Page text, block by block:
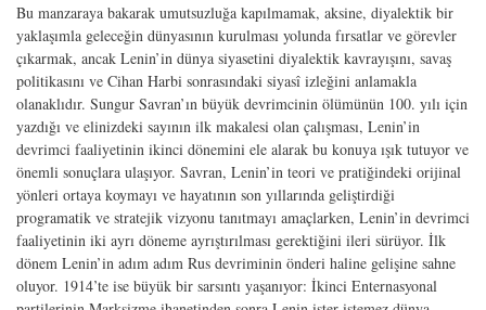
Bu manzaraya bakarak umutsuzluğa kapılmamak, aksine, diyalektik bir
yaklaşımla geleceğin dünyasının kurulması yolunda fırsatlar ve görevler
çıkarmak, ancak Lenin’in dünya siyasetini diyalektik kavrayışını, savaş
politikasını ve Cihan Harbi sonrasındaki siyasî izleğini anlamakla
olanaklıdır. Sungur Savran’ın büyük devrimcinin ölümünün 100. yılı için
yazdığı ve elinizdeki sayının ilk makalesi olan çalışması, Lenin’in
devrimci faaliyetinin ikinci dönemini ele alarak bu konuya ışık tutuyor ve
önemli sonuçlara ulaşıyor. Savran, Lenin’in teori ve pratiğindeki orijinal
yönleri ortaya koymayı ve hayatının son yıllarında geliştirdiği
programatik ve stratejik vizyonu tanıtmayı amaçlarken, Lenin’in devrimci
faaliyetinin iki ayrı döneme ayrıştırılması gerektiğini ileri sürüyor. İlk
dönem Lenin’in adım adım Rus devriminin önderi haline gelişine sahne
oluyor. 1914’te ise büyük bir sarsıntı yaşanıyor: İkinci Enternasyonal